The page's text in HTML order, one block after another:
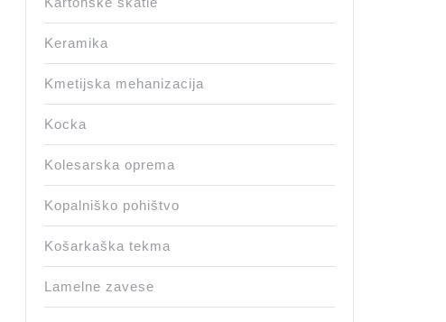
Keramika
Kmetijska mehanizacija
Kocka
Kolesarska oprema
Kopalniško pohištvo
Košarkaška tekma
Lamelne zavese